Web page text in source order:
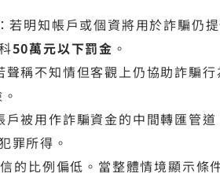
：若明知帳戶或個資將用於詐騙仍
50萬元以下罰金 。
聲稱不知情但客觀上仍協助詐騙
戶被用作詐騙資金的中間轉匯管
罪所得。
的比例偏低。當整體情境顯示